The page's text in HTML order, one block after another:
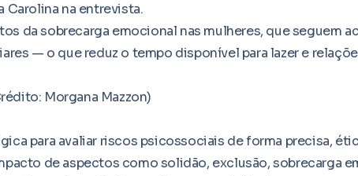
Carolina na entrevista.
da sobrecarga emocional nas mulheres, que seguem
— o que reduz o tempo disponível para lazer e
Morgana Mazzon)
para avaliar riscos psicossociais de forma precisa,
de aspectos como solidão, exclusão, sobrecarga